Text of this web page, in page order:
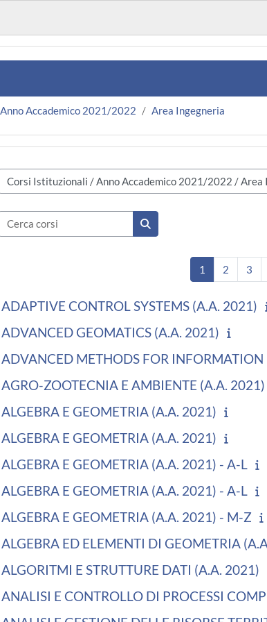
Anno Accademico 2021/2022 Area Ingegneria
Categorie di corso
Cerca corsi
Cerca corsi
1 Pagina 1
2Pagina 2
3
ADAPTIVE CONTROL SYSTEMS (A.A. 2021)
ADVANCED GEOMATICS (A.A. 2021)
ADVANCED METHODS FOR INFORMATION
AGRO-ZOOTECNIA E AMBIENTE (A.A. 2021)
ALGEBRA E GEOMETRIA (A.A. 2021)
ALGEBRA E GEOMETRIA (A.A. 2021)
ALGEBRA E GEOMETRIA (A.A. 2021) - A-L
ALGEBRA E GEOMETRIA (A.A. 2021) - A-L
ALGEBRA E GEOMETRIA (A.A. 2021) - M-Z
ALGEBRA ED ELEMENTI DI GEOMETRIA
ALGORITMI E STRUTTURE DATI (A.A. 2021)
ANALISI E CONTROLLO DI PROCESSI